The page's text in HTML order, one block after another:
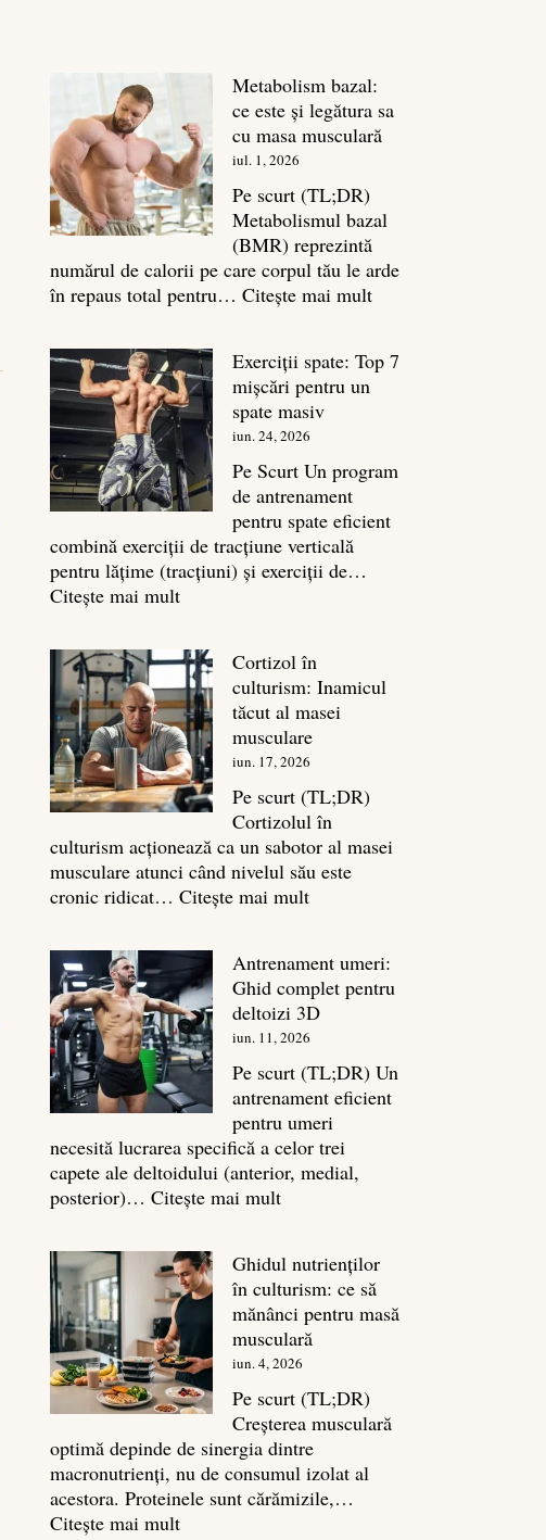
Metabolism bazal:
ce este și legătura sa
cu masa musculară
iul. 1, 2026
Pe scurt (TL;DR)
Metabolismul bazal
(BMR) reprezintă
numărul de calorii pe care corpul tău le arde
în repaus total pentru…Citește mai mult:
ce
sa
masa
Exerciții spate: Top 7
mișcări pentru un
spate masiv
iun. 24, 2026
Pe Scurt Un program
de antrenament
pentru spate eficient
combină exerciții de tracțiune verticală
pentru lățime (tracțiuni) și exerciții de…
Citește mai mult:
spate:
Top
7
mișcări
pentru
un
spate
masiv
Cortizol în
culturism: Inamicul
tăcut al masei
musculare
iun. 17, 2026
Pe scurt (TL;DR)
Cortizolul în
culturism acționează ca un sabotor al masei
musculare atunci când nivelul său este
cronic ridicat…Citește mai mult:
culturism:
Inamicul
tăcut
al
masei
musculare
Antrenament umeri:
Ghid complet pentru
deltoizi 3D
iun. 11, 2026
Pe scurt (TL;DR) Un
antrenament eficient
pentru umeri
necesită lucrarea specifică a celor trei
capete ale deltoidului (anterior, medial,
posterior)…Citește mai mult:
Ghid
complet
pentru
deltoizi
3D
Ghidul nutrienților
în culturism: ce să
mănânci pentru masă
musculară
iun. 4, 2026
Pe scurt (TL;DR)
Creșterea musculară
optimă depinde de sinergia dintre
macronutrienți, nu de consumul izolat al
acestora. Proteinele sunt cărămizile,…
Citește mai mult: